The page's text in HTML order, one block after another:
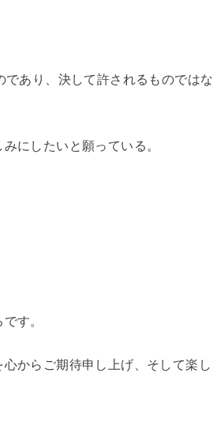
あり、決して許されるものではな
にしたいと願っている。
す。
からご期待申し上げ、そして楽し